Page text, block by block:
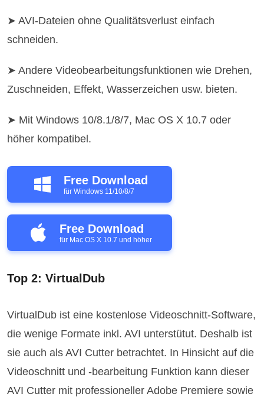
➤ AVI-Dateien ohne Qualitätsverlust einfach
schneiden.
➤ Andere Videobearbeitungsfunktionen wie Drehen,
Zuschneiden, Effekt, Wasserzeichen usw. bieten.
➤ Mit Windows 10/8.1/8/7, Mac OS X 10.7 oder
höher kompatibel.
Free Download
für Windows 11/10/8/7
Free Download
für Mac OS X 10.7 und höher
Top 2: VirtualDub
VirtualDub ist eine kostenlose Videoschnitt-Software,
die wenige Formate inkl. AVI unterstütut. Deshalb ist
sie auch als AVI Cutter betrachtet. In Hinsicht auf die
Videoschnitt und -bearbeitung Funktion kann dieser
AVI Cutter mit professioneller Adobe Premiere sowie